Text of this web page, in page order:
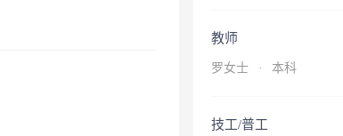
教师
罗女士 · 本科
技工/普工